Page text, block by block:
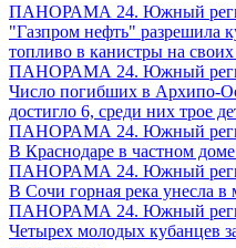
ПАНОРАМА 24. Южный
"Газпром нефть" разрешила
топливо в канистры на своих
ПАНОРАМА 24. Южный
Число погибших в Архипо-
достигло 6, среди них трое
ПАНОРАМА 24. Южный
В Краснодаре в частном
ПАНОРАМА 24. Южный
В Сочи горная река унесла
ПАНОРАМА 24. Южный
Четырех молодых кубанцев